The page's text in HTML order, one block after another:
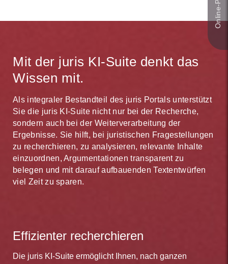
Mit der juris KI-Suite denkt das
Wissen mit.
Als integraler Bestandteil des juris Portals unterstützt
Sie die juris KI-Suite nicht nur bei der Recherche,
sondern auch bei der Weiterverarbeitung der
Ergebnisse. Sie hilft, bei juristischen Fragestellungen
zu recherchieren, zu analysieren, relevante Inhalte
einzuordnen, Argumentationen transparent zu
belegen und mit darauf aufbauenden Textentwürfen
viel Zeit zu sparen.
Effizienter recherchieren
Die juris KI-Suite ermöglicht Ihnen, nach ganzen